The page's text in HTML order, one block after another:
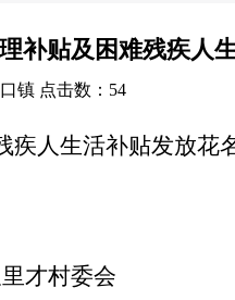
补贴及困难残疾人
镇 点击数： 54
人生活补贴发放花
才村委会